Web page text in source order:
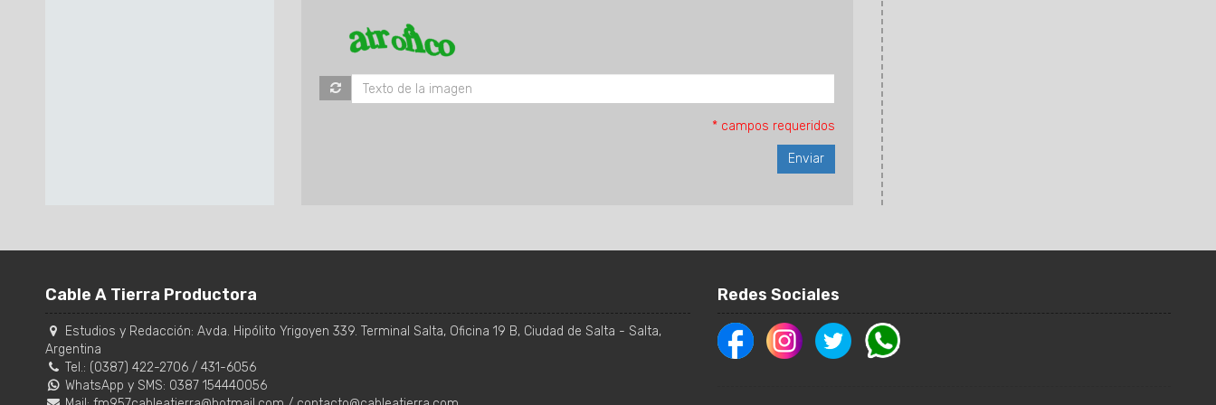
* campos requeridos
Cable A Tierra Productora
Estudios y Redacción: Avda. Hipólito Yrigoyen 339. Terminal Salta, Oficina 19 B, Ciudad de Salta - Salta,
Argentina
Tel.: (0387) 422-2706 / 431-6056
WhatsApp y SMS: 0387 154440056
Redes Sociales